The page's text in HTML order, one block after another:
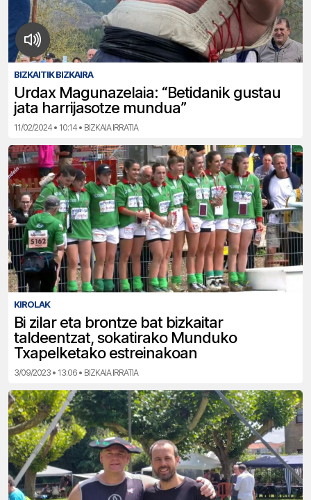
BIZKAITIK BIZKAIRA
Urdax Magunazelaia: “Betidanik gustau
jata harrijasotze mundua”
11/02/2024 • 10:14 • BIZKAIA IRRATIA
KIROLAK
Bi zilar eta brontze bat bizkaitar
taldeentzat, sokatirako Munduko
Txapelketako estreinakoan
3/09/2023 • 13:06 • BIZKAIA IRRATIA